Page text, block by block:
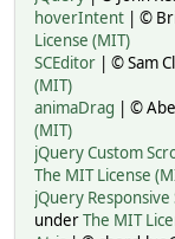
hoverIntent | ©
License (MIT)
SCEditor | © Sam
(MIT)
animaDrag | ©
(MIT)
jQuery Custom
The MIT License
jQuery Responsive
underThe MIT